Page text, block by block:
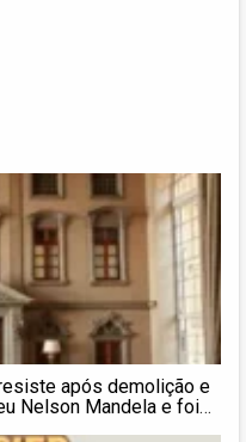
após demolição e
Nelson Mandela e foi